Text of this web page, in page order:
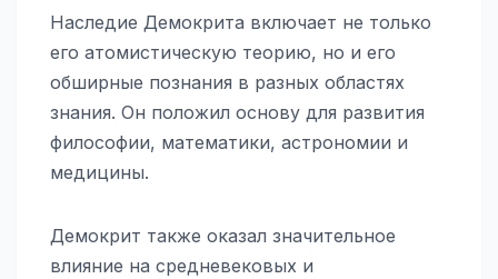
Наследие Демокрита включает не только
его атомистическую теорию, но и его
обширные познания в разных областях
знания. Он положил основу для развития
философии, математики, астрономии и
медицины.
Демокрит также оказал значительное
влияние на средневековых и